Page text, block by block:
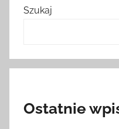
Szukaj
Ostatnie